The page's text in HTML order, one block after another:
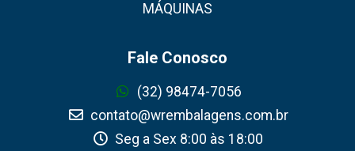
MÁQUINAS
Fale Conosco
(32) 98474-7056
contato@wrembalagens.com.br
Seg a Sex 8:00 às 18:00